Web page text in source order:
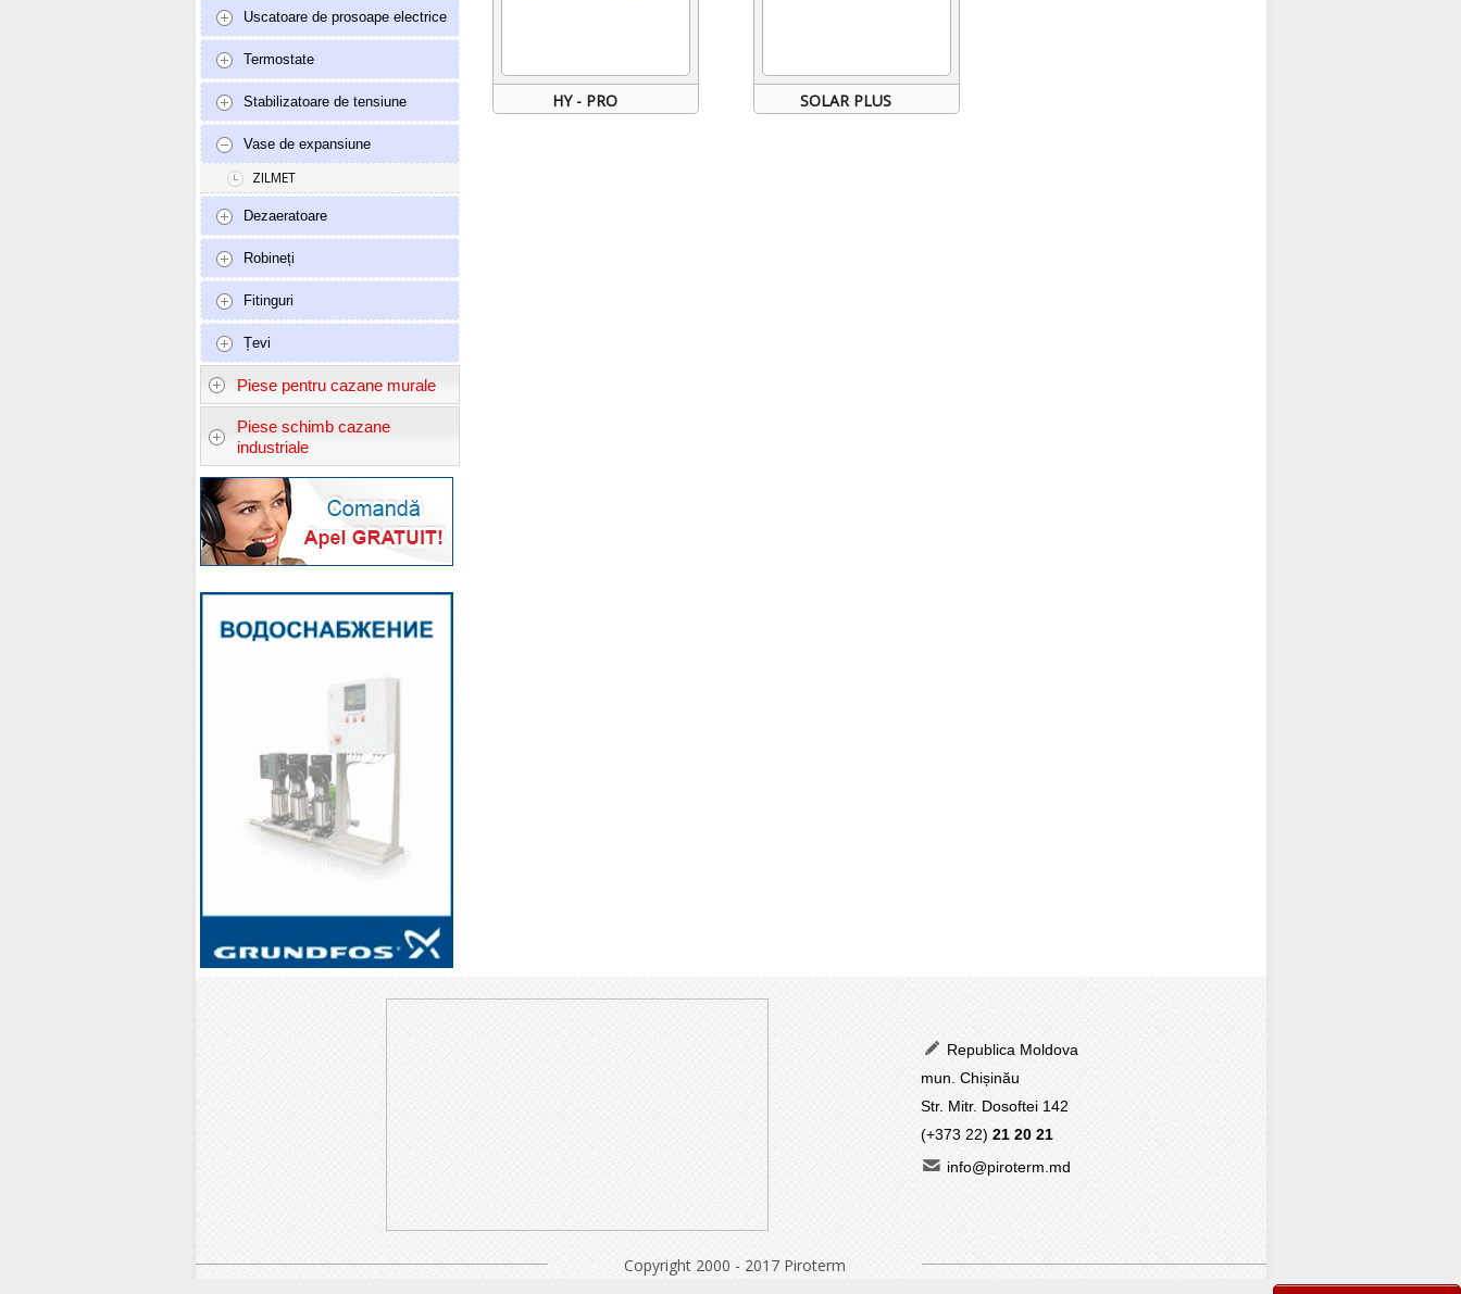
Uscatoare de prosoape electrice
Termostate
Stabilizatoare de tensiune
Vase de expansiune
ZILMET
Dezaeratoare
Robineți
Fitinguri
Țevi
Piese pentru cazane murale
Piese schimb cazane
industriale
HY - PRO SOLAR PLUS
Republica Moldova
mun. Chișinău
Str. Mitr. Dosoftei 142
(+373 22) 21 20 21
info@piroterm.md
Copyright 2000 - 2017 Piroterm